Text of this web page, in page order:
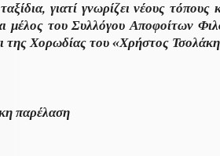
γιατί γνωρίζει νέους
μέλος του Συλλόγου Αποφοίτων
της Χορωδίας του «Χρήστος
παρέλαση